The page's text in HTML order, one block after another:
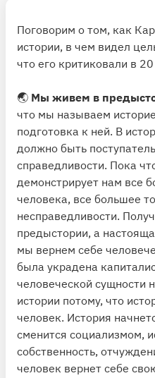
Поговорим о том, как
истории, в чем видел
что его критиковали в
🌏 Мы живем в
что мы называем
подготовка к ней. В
должно быть
справедливости. Пока
демонстрирует нам все
человека, все большее
несправедливости.
предыстории, а
мы вернем себе
была украдена
человеческой сущности
истории потому, что
человек. История
сменится социализмом,
собственность,
человек вернет себе